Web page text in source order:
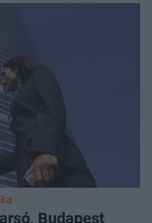
közül egyre több
valósul meg. A
jelenhetnek meg
a befektetői
Budapest